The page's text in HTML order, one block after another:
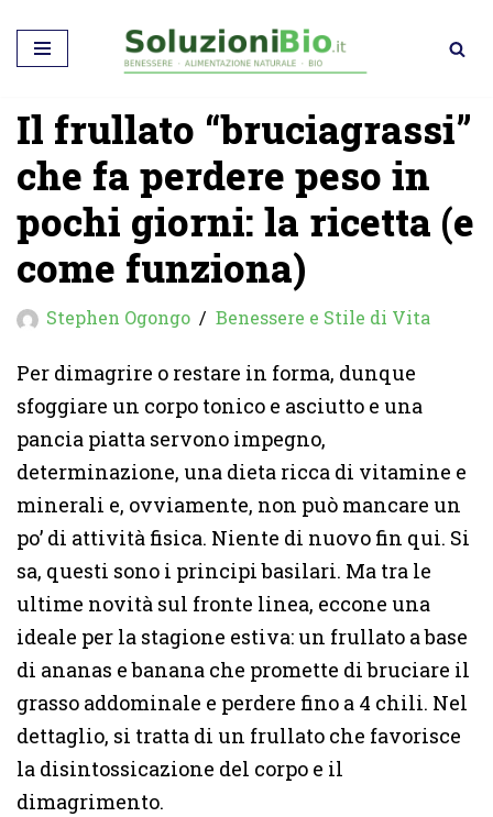
Vai
contenuto
Il frullato “bruciagrassi”
che fa perdere peso in
pochi giorni: la ricetta (e
come funziona)
Stephen Ogongo Benessere e Stile di Vita
Per dimagrire o restare in forma, dunque
sfoggiare un corpo tonico e asciutto e una
pancia piatta servono impegno,
determinazione, una dieta ricca di vitamine e
minerali e, ovviamente, non può mancare un
po’ di attività fisica. Niente di nuovo fin qui. Si
sa, questi sono i principi basilari. Ma tra le
ultime novità sul fronte linea, eccone una
ideale per la stagione estiva: un frullato a base
di ananas e banana che promette di bruciare il
grasso addominale e perdere fino a 4 chili. Nel
dettaglio, si tratta di un frullato che favorisce
la disintossicazione del corpo e il
dimagrimento.